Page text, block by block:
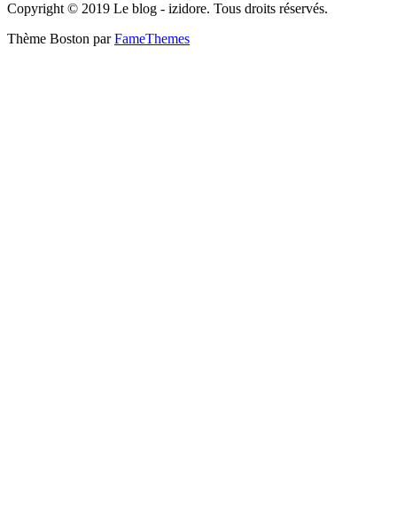
Copyright © 2019 Le blog - izidore. Tous droits réservés.
Thème Boston parFameThemes